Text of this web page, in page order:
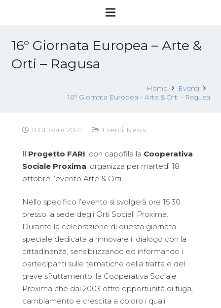
16° Giornata Europea – Arte &
Orti – Ragusa
Home
Eventi
16° Giornata Europea – Arte & Orti – Ragusa
11 Ottobre 2022 Eventi News
Il Progetto FARI , con capofila la Cooperativa
Sociale Proxima , organizza per martedì 18
ottobre l’evento Arte & Orti.
Nello specifico l’evento si svolgerà ore 15:30
presso la sede degli Orti Sociali Proxima.
Durante la celebrazione di questa giornata
speciale dedicata a rinnovare il dialogo con la
cittadinanza, sensibilizzando ed informando i
partecipanti sulle tematiche della tratta e del
grave sfruttamento, la Cooperativa Sociale
Proxima che dal 2003 offre opportunità di fuga,
cambiamento e crescita a coloro i quali